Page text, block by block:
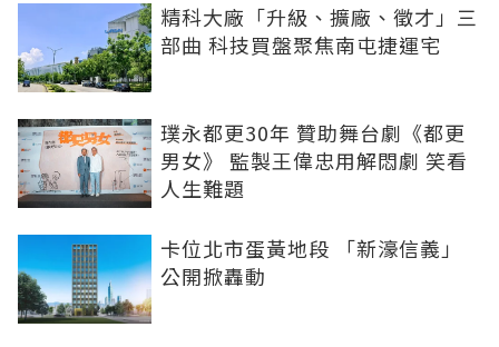
精科大廠「升級、擴廠、徵才」三
部曲 科技買盤聚焦南屯捷運宅
璞永都更30年 贊助舞台劇《都更
男女》 監製王偉忠用解悶劇 笑看
人生難題
卡位北市蛋黃地段 「新濠信義」
公開掀轟動